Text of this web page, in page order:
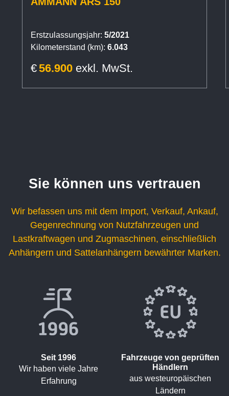
Erstzulassungsjahr: 5/2021
Kilometerstand (km): 6.043
€56.900 exkl. MwSt.
Sie können uns vertrauen
Wir befassen uns mit dem Import, Verkauf, Ankauf,
Gegenrechnung von Nutzfahrzeugen und
Lastkraftwagen und Zugmaschinen, einschließlich
Anhängern und Sattelanhängern bewährter Marken.
Seit 1996
Wir haben viele Jahre
Erfahrung
Fahrzeuge von geprüften
Händlern
aus westeuropäischen
Ländern